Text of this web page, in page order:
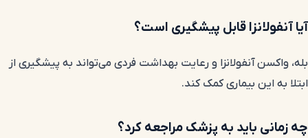
آیا آنفولانزا قابل پیشگیری است؟
بله، واکسن آنفولانزا و رعایت بهداشت فردی می‌تواند به پیشگیری از
ابتلا به این بیماری کمک کند.
چه زمانی باید به پزشک مراجعه کرد؟